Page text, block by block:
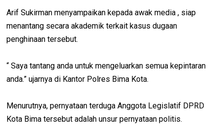
Arif Sukirman menyampaikan kepada awak media , siap
menantang secara akademik terkait kasus dugaan
penghinaan tersebut.
“ Saya tantang anda untuk mengeluarkan semua kepintaran
anda.” ujarnya di Kantor Polres Bima Kota.
Menurutnya, pernyataan terduga Anggota Legislatif DPRD
Kota Bima tersebut adalah unsur pernyataan politis.